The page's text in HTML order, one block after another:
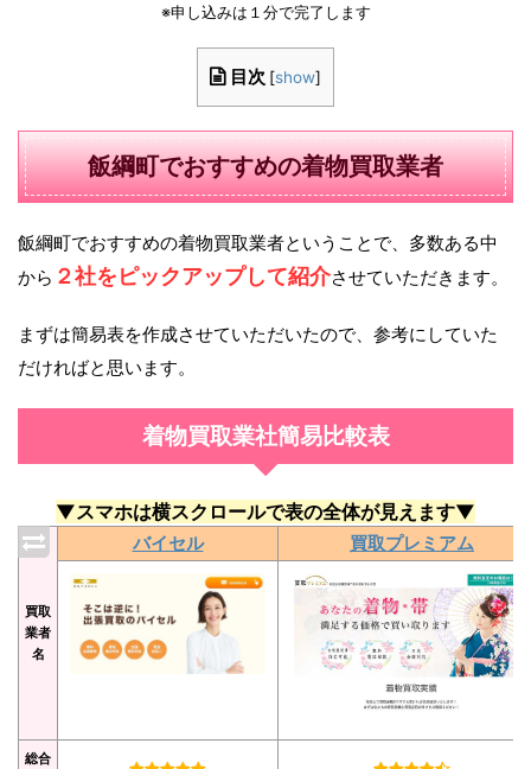
※申し込みは１分で完了します
目次 [show]
飯綱町でおすすめの着物買取業者
飯綱町でおすすめの着物買取業者ということで、多数ある中
から ２社をピックアップして紹介させていただきます。
まずは簡易表を作成させていただいたので、参考にしていた
だければと思います。
着物買取業社簡易比較表
▼スマホは横スクロールで表の全体が見えます▼
買取
業者
名
バイセル 買取プレミアム
総合